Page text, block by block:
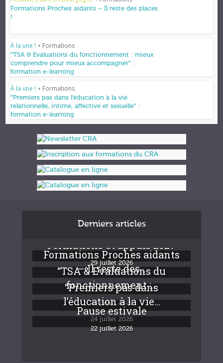
Formations Proches aidants – Il reste des places
!
À la une ! • Formations
“TSA & Evaluations du fonctionnement : mieux
comprendre pour mieux accompagner” :
formation e-learning
À la une ! • Formations
“Premiers pas dans l’éducation à la vie
relationnelle, intime, affective et sexuelle” :
formation e-learning
Derniers articles
Formations et appuis 2027
29 juillet 2026
Formations Proches aidants
– Il reste des...
24 juillet 2026
“TSA & Evaluations du
fonctionnement :...
24 juillet 2026
“Premiers pas dans
l’éducation à la vie...
24 juillet 2026
Pause estivale
22 juillet 2026